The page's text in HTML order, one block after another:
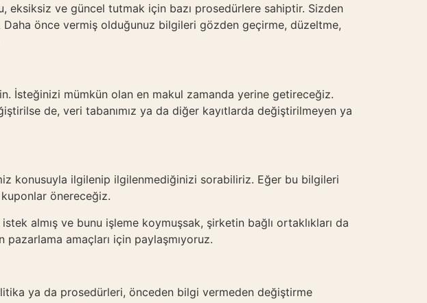
eksiksiz ve güncel tutmak için bazı prosedürlere sahiptir. Sizden
önce vermiş olduğunuz bilgileri gözden geçirme, düzeltme,
İsteğinizi mümkün olan en makul zamanda yerine getireceğiz.
de, veri tabanımız ya da diğer kayıtlarda değiştirilmeyen ya
konusuyla ilgilenip ilgilenmediğinizi sorabiliriz. Eğer bu bilgileri
önereceğiz.
almış ve bunu işleme koymuşsak, şirketin bağlı ortaklıkları da
pazarlama amaçları için paylaşmıyoruz.
ya da prosedürleri, önceden bilgi vermeden değiştirme